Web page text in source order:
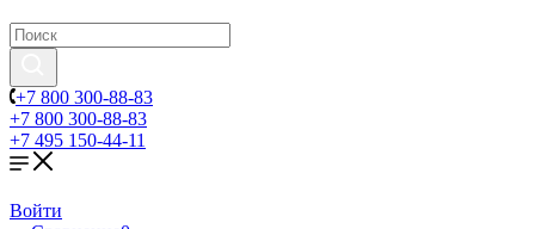
+7 800 300-88-83
+7 800 300-88-83
+7 495 150-44-11
Войти